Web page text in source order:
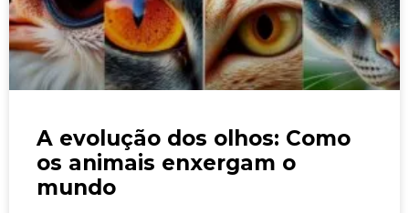
A evolução dos olhos: Como
os animais enxergam o
mundo